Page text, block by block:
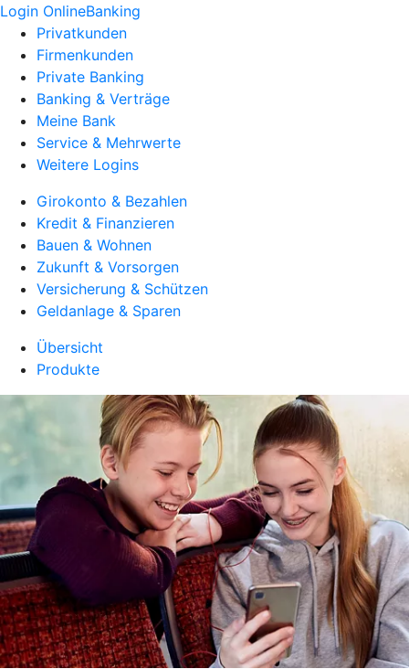
Login OnlineBanking
Privatkunden
Firmenkunden
Private Banking
Banking & Verträge
Meine Bank
Service & Mehrwerte
Weitere Logins
Girokonto & Bezahlen
Kredit & Finanzieren
Bauen & Wohnen
Zukunft & Vorsorgen
Versicherung & Schützen
Geldanlage & Sparen
Übersicht
Produkte